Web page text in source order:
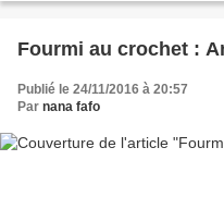
Fourmi au crochet :
Publié le 24/11/2016 à 20:57
Par nana fafo